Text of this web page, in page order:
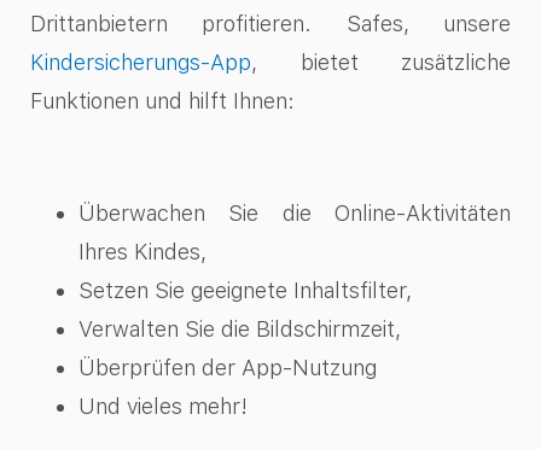
Drittanbietern profitieren. Safes, unsere
Kindersicherungs-App, bietet zusätzliche
Funktionen und hilft Ihnen:
Überwachen Sie die Online-Aktivitäten
Ihres Kindes,
Setzen Sie geeignete Inhaltsfilter,
Verwalten Sie die Bildschirmzeit,
Überprüfen der App-Nutzung
Und vieles mehr!